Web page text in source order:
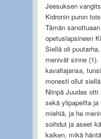
Jeesuksen
Kidronin puron
Tämän
opetuslapsineen
Siellä oli
menivät sinne
kavaltajansa,
monesti ollut
Niinpä Juudas
sekä ylipapeilta
miehiä, ja he
soihdut ja aseet
kaiken, mikä